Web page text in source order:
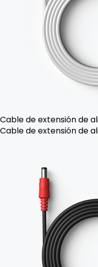
Cable de extensión de
Cable de extensión de